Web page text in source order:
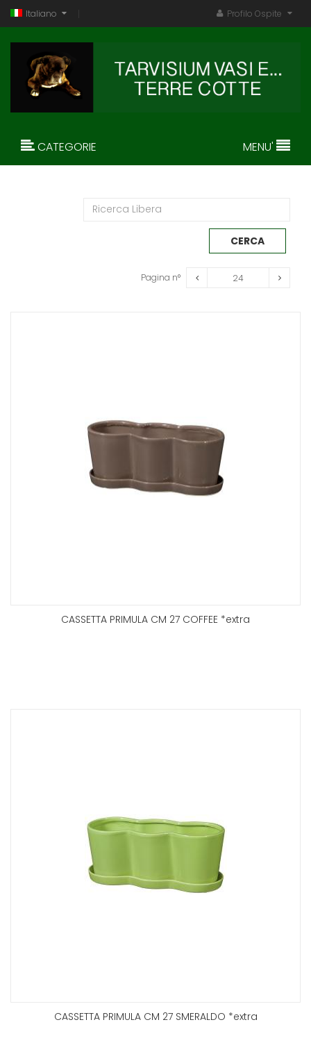
Italiano Profilo Ospite
CATEGORIE MENU'
Pagina n° 24
CASSETTA PRIMULA CM 27 COFFEE *extra
CASSETTA PRIMULA CM 27 SMERALDO *extra